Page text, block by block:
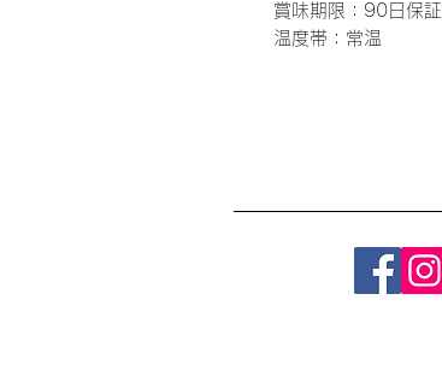
賞味期限：90日保証
温度帯：常温